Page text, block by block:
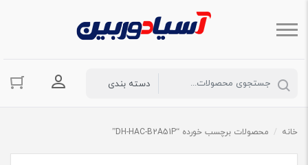
ورود به
خانه / محصولات برچسب خورده “DH-HAC-B2A51P”